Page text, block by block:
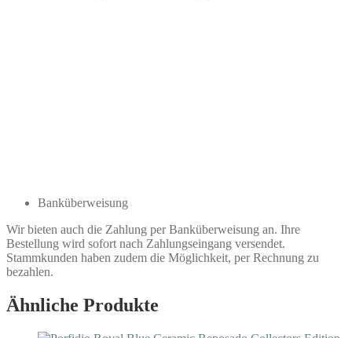
Banküberweisung
Wir bieten auch die Zahlung per Banküberweisung an. Ihre
Bestellung wird sofort nach Zahlungseingang versendet.
Stammkunden haben zudem die Möglichkeit, per Rechnung zu
bezahlen.
Ähnliche Produkte